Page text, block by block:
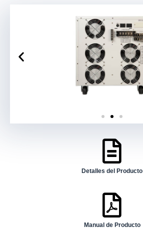
Detalles del Producto
Manual de Producto